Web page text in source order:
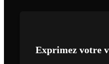
Exprimez votre